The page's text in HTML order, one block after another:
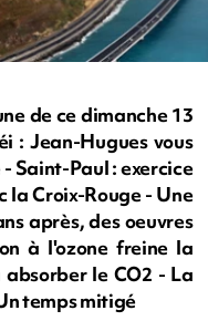
de ce dimanche 13
: Jean-Hugues vous
Saint-Paul : exercice
la Croix-Rouge - Une
après, des oeuvres
à l'ozone freine la
le CO2 - La
temps mitigé